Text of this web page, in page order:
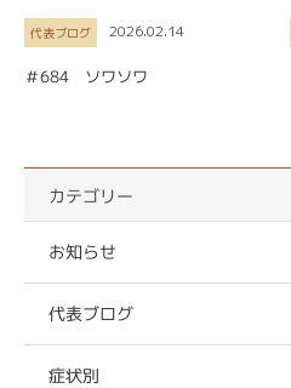
代表ブログ 2026.02.14
＃684 ソワソワ
カテゴリー
お知らせ
代表ブログ
症状別